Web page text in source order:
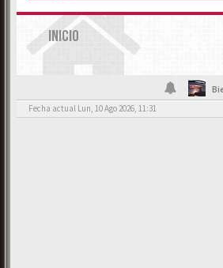
INICIO
Fecha actual Lun, 10 Ago 2026, 11:31